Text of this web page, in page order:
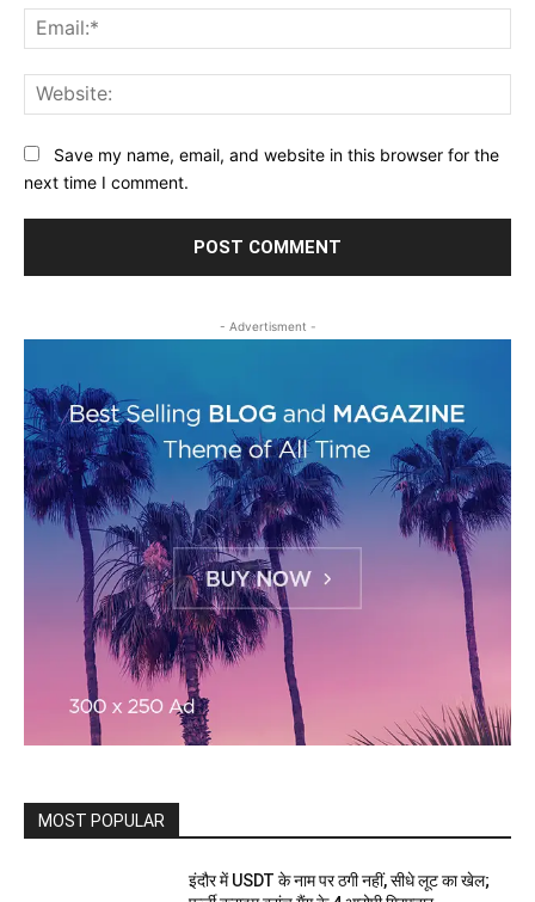
Save my name, email, and website in this browser for the
next time I comment.
- Advertisment -
MOST POPULAR
इंदौर में USDT के नाम पर ठगी नहीं, सीधे लूट का खेल;